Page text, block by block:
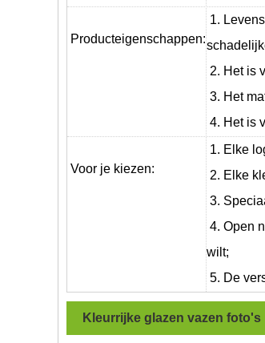
Producteigenschappen:
1.
2. Het is
3. Het
4. Het is
Voor je kiezen:
1. Elke
2. Elke
3.
4. Open
wilt;
5. De
Kleurrijke glazen vazen foto's